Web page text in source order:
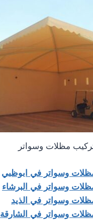
مظلات وسواتر
وسواتر في ابوظبي
وسواتر في البرشاء
وسواتر في الذيد
وسواتر في الشارقة